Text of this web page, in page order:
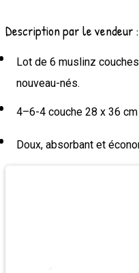
Description par le vendeur :
Lot de 6 muslinz
nouveau-nés.
4–6-4 couche 28 x 36
Doux, absorbant et